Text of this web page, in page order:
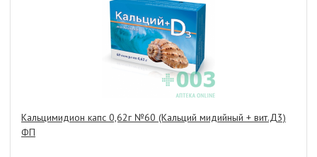
Кальцимидион капс 0,62г №60 (Кальций мидийный + вит.Д3)
ФП